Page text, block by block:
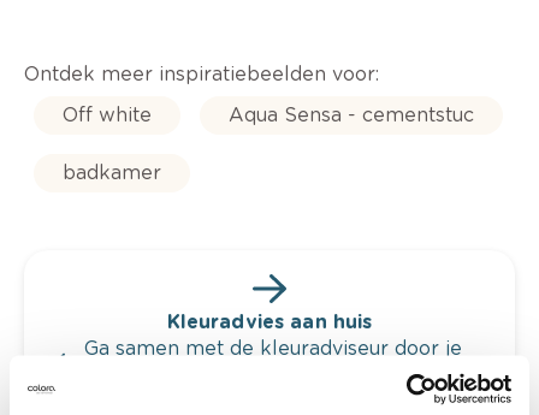
Ontdek meer inspiratiebeelden voor:
Off white
Aqua Sensa - cementstuc
badkamer
Kleuradvies aan huis
Ga samen met de kleuradviseur door je